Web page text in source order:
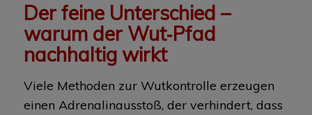
Der feine Unterschied –
warum der Wut‑Pfad
nachhaltig wirkt
Viele Methoden zur Wutkontrolle erzeugen
einen Adrenalinausstoß, der verhindert, dass